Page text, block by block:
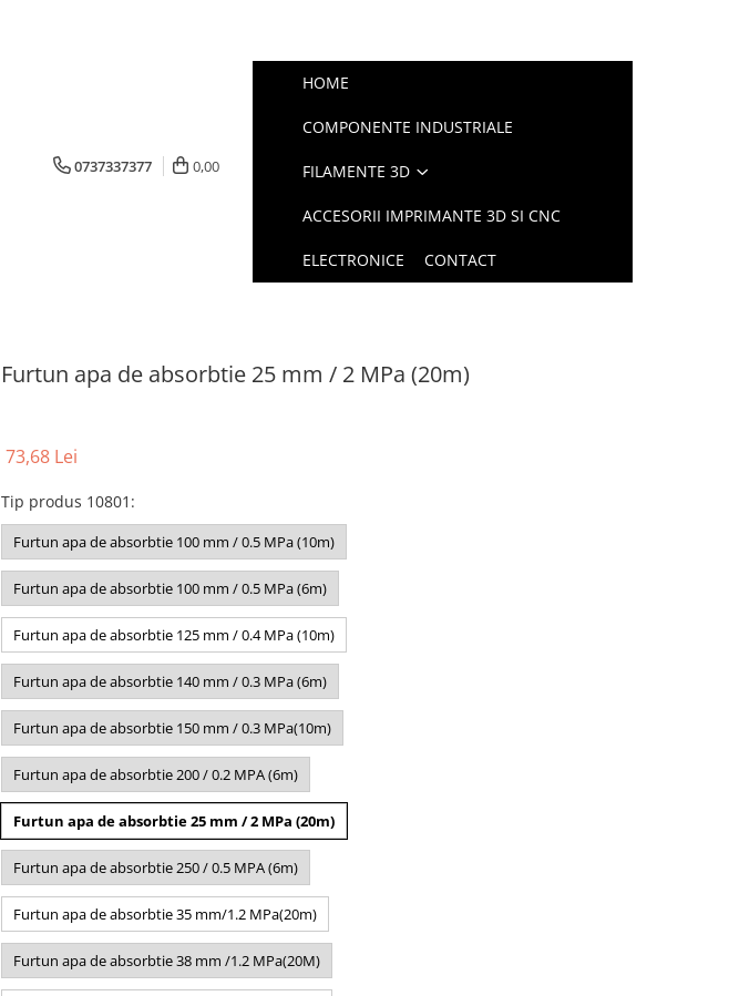
0737337377 0,00
HOME
COMPONENTE INDUSTRIALE
FILAMENTE 3D
ACCESORII IMPRIMANTE 3D SI CNC
ELECTRONICE CONTACT
Furtun apa de absorbtie 25 mm / 2 MPa (20m)
73,68 Lei
Tip produs 10801 :
Furtun apa de absorbtie 100 mm / 0.5 MPa (10m)
Furtun apa de absorbtie 100 mm / 0.5 MPa (6m)
Furtun apa de absorbtie 125 mm / 0.4 MPa (10m)
Furtun apa de absorbtie 140 mm / 0.3 MPa (6m)
Furtun apa de absorbtie 150 mm / 0.3 MPa(10m)
Furtun apa de absorbtie 200 / 0.2 MPA (6m)
Furtun apa de absorbtie 25 mm / 2 MPa (20m)
Furtun apa de absorbtie 250 / 0.5 MPA (6m)
Furtun apa de absorbtie 35 mm/1.2 MPa(20m)
Furtun apa de absorbtie 38 mm /1.2 MPa(20M)